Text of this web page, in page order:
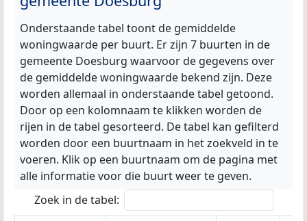
Onderstaande tabel toont de gemiddelde
woningwaarde per buurt. Er zijn 7 buurten in de
gemeente Doesburg waarvoor de gegevens over
de gemiddelde woningwaarde bekend zijn. Deze
worden allemaal in onderstaande tabel getoond.
Door op een kolomnaam te klikken worden de
rijen in de tabel gesorteerd. De tabel kan gefilterd
worden door een buurtnaam in het zoekveld in te
voeren. Klik op een buurtnaam om de pagina met
alle informatie voor die buurt weer te geven.
Zoek in de tabel: